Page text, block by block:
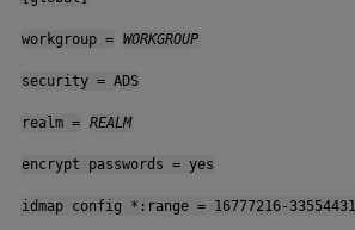
workgroup = WORKGROUP
security = ADS
realm = REALM
encrypt passwords = yes
idmap config *:range = 16777216-33554431